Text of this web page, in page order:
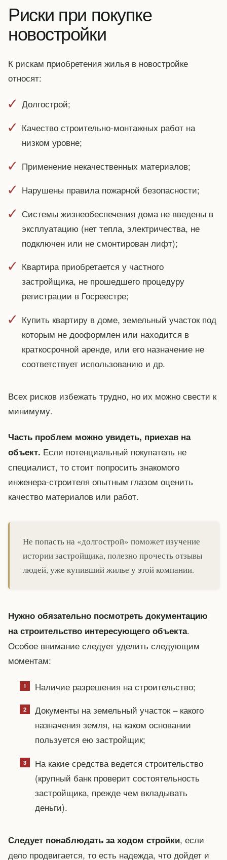
Риски при покупке
новостройки
К рискам приобретения жилья в новостройке
относят:
Долгострой;
Качество строительно-монтажных работ на
низком уровне;
Применение некачественных материалов;
Нарушены правила пожарной безопасности;
Системы жизнеобеспечения дома не введены в
эксплуатацию (нет тепла, электричества, не
подключен или не смонтирован лифт);
Квартира приобретается у частного
застройщика, не прошедшего процедуру
регистрации в Госреестре;
Купить квартиру в доме, земельный участок под
которым не дооформлен или находится в
краткосрочной аренде, или его назначение не
соответствует использованию и др.
Всех рисков избежать трудно, но их можно свести к
минимуму.
Часть проблем можно увидеть, приехав на
объект. Если потенциальный покупатель не
специалист, то стоит попросить знакомого
инженера-строителя опытным глазом оценить
качество материалов или работ.
Не попасть на «долгострой» поможет изучение
истории застройщика, полезно прочесть отзывы
людей, уже купивший жилье у этой компании.
Нужно обязательно посмотреть документацию
на строительство интересующего объекта.
Особое внимание следует уделить следующим
моментам:
Наличие разрешения на строительство;
Документы на земельный участок – какого
назначения земля, на каком основании
пользуется ею застройщик;
На какие средства ведется строительство
(крупный банк проверит состоятельность
застройщика, прежде чем вкладывать
деньги).
Следует понаблюдать за ходом стройки, если
дело продвигается, то есть надежда, что дойдет и